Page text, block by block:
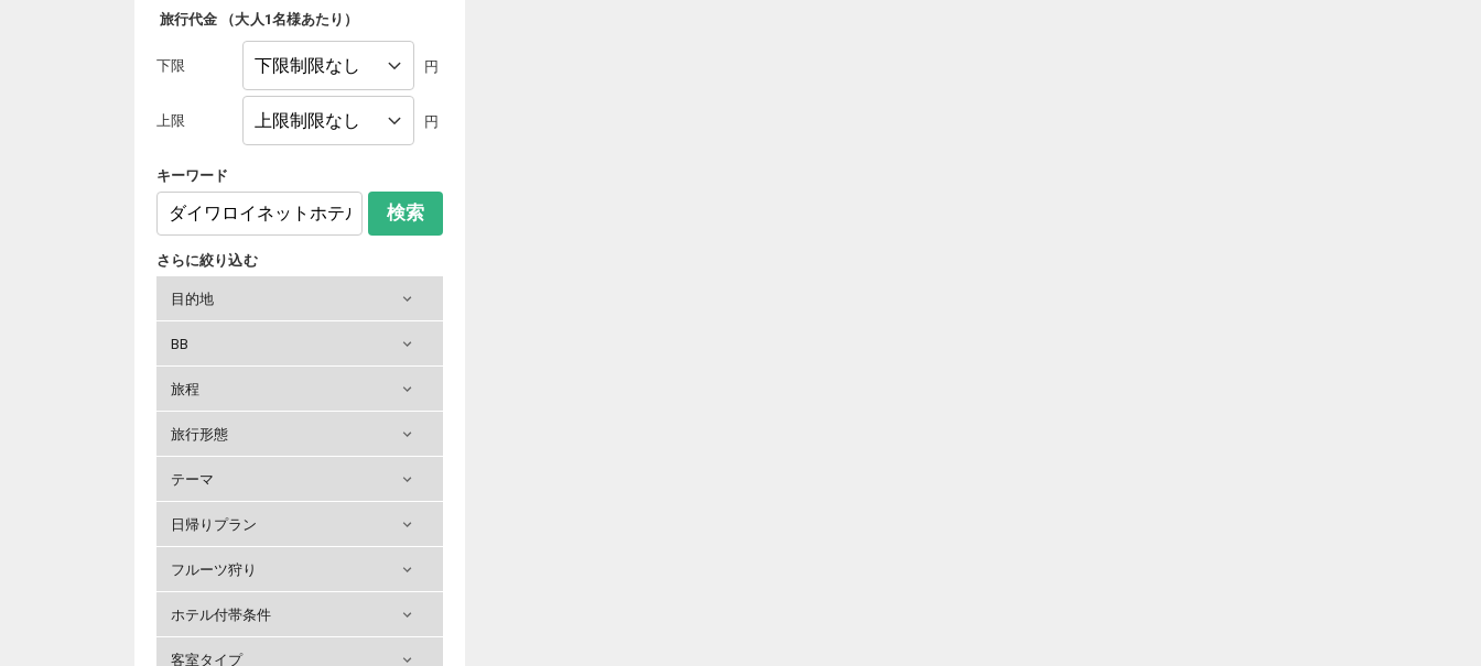
旅行代金 （大人1名様あたり ）
下限 円
上限 円
キーワード
検索
さらに絞り込む
目的地
BB
旅程
旅行形態
テーマ
日帰りプラン
フルーツ狩り
ホテル付帯条件
客室タイプ